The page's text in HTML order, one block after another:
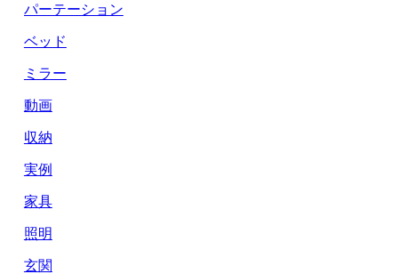
パーテーション
ベッド
ミラー
動画
収納
実例
家具
照明
玄関